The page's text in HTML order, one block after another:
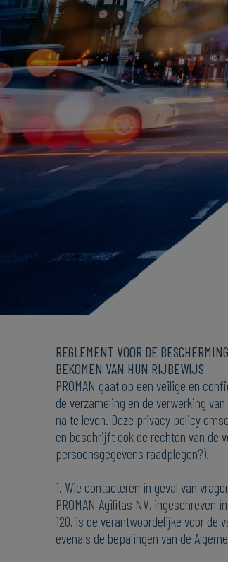
REGLEMENT VOOR DE
BEKOMEN VAN HUN RIJBEWIJS
PROMAN gaat op een veilige en
de verzameling en de verwerking
na te leven. Deze privacy policy
en beschrijft ook de rechten van de
persoonsgegevens raadplegen?).
1. Wie contacteren in geval van
PROMAN Agilitas NV, ingeschreven
120, is de verantwoordelijke voor de
evenals de bepalingen van de